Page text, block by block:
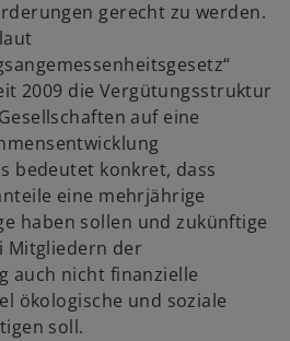
gerecht zu werden.
2009 die Vergütungsstruktur
auf eine
bedeutet konkret, dass
eine mehrjährige
haben sollen und zukünftige
Mitgliedern der
auch nicht finanzielle
ökologische und soziale
soll.